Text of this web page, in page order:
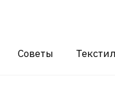
Советы